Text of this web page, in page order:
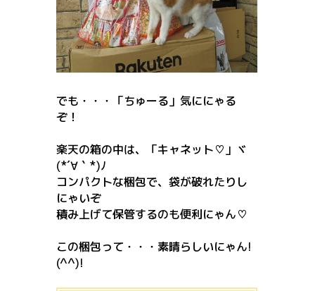
でも・・・「ちゅーる」気ににゃる
ぞ！
楽天の箱の中は、「キャネット♡」ヾ
(*´∀｀*)ﾉ
コンパクトな梱包で、袋が破れたりし
にゃいぞ
積み上げて保管するのも便利にゃん♡
この梱包って・・・素晴らしいにゃん!
(^^)!